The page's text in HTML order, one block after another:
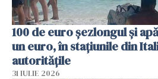
100 de euro șezlongul și
un euro, în stațiunile din
autoritățile
31 IULIE 2026